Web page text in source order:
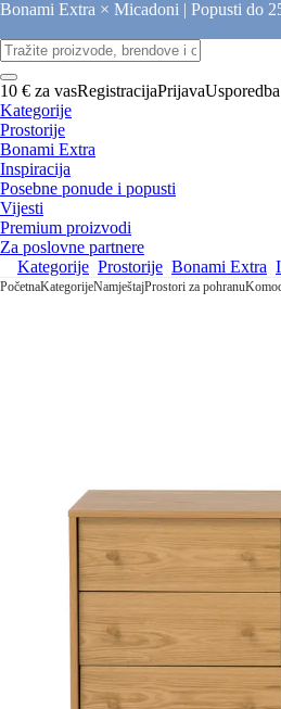
Bonami Extra × Micadoni | Popusti do
10 € za vasRegistracijaPrijavaUsporedba
Kategorije
Prostorije
Bonami Extra
Inspiracija
Posebne ponude i popusti
Vijesti
Premium proizvodi
Za poslovne partnere
Kategorije Prostorije Bonami Extra
PočetnaKategorijeNamještajProstori za pohranu